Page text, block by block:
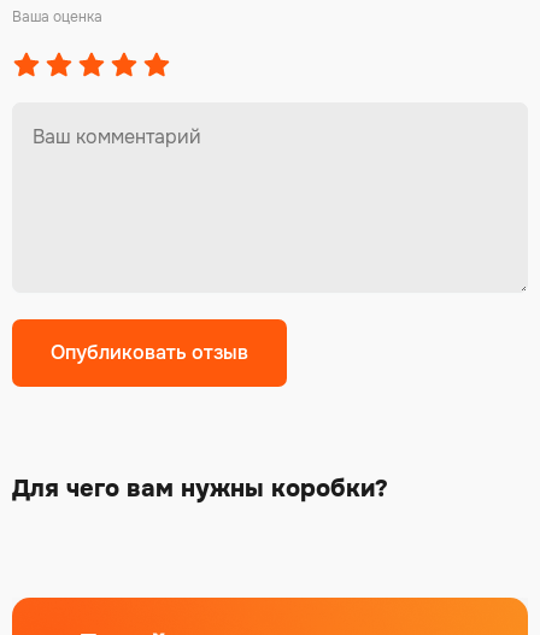
Ваша оценка
Для чего вам нужны коробки?